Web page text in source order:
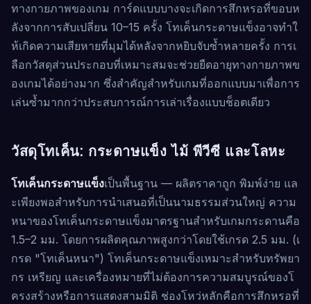
ทางกายภาพของเกม การ์ดแบบบางจะเกิดการสึกหรอที่ขอบห
ลังจากการสับเปลี่ยน 10–15 ครั้ง โทเค็นกระดาษแข็งอาจทำใ
ห้เกิดความเสียหายที่มุมได้หลังจากหยิบจับซ้ำหลายครั้ง การเ
ลือกวัสดุส่วนประกอบที่เหมาะสมจะช่วยยืดอายุทางกายภาพข
องเกมได้อย่างมาก ซึ่งสำคัญสำหรับเกมที่ออกแบบมาเพื่อการ
เล่นซ้ำมากกว่าประสบการณ์การเล่าเรื่องแบบช็อตเดียว
วัสดุโทเค็น: กระดาษแข็ง ไม้ พีวีซี และโลหะ
โทเค็นกระดาษแข็งเป็นพื้นฐาน — ผลิตราคาถูก พิมพ์ง่าย แล
ะเพียงพอสำหรับการนำเสนอที่เป็นนามธรรมส่วนใหญ่ ความ
หนาของโทเค็นกระดาษแข็งมาตรฐานสำหรับเกมกระดานคือ
1.5–2 มม. โดยการผลิตคุณภาพสูงกว่าโดยใช้เกรด 2.5 มม. (เ
กรด "โทเค็นหนา") โทเค็นกระดาษแข็งเหมาะสำหรับทรัพยา
กร เหรียญ และเครื่องหมายที่ไม่ต้องการความสมบูรณ์ของโ
ครงสร้างหรือการแสดงสามมิติ ช่องโหว่หลักคือการสึกหรอที่